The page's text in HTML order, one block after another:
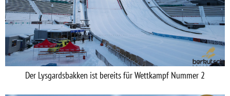
Der Lysgardsbakken ist bereits für Wettkampf Nummer 2